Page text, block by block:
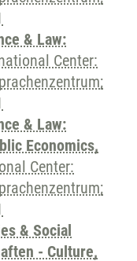
& Law:
Center:
& Law:
Economics,
Center:
& Social
- Culture,